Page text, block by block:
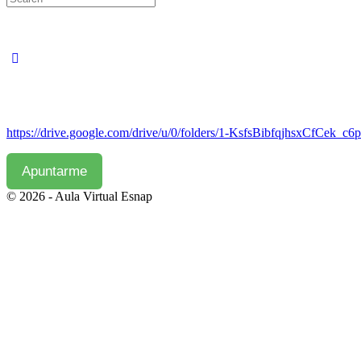
for:
https://drive.google.com/drive/u/0/folders/1-
© 2026 - Aula Virtual Esnap